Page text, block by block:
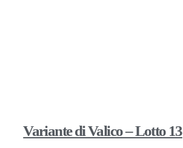
Variante di Valico – Lotto 13